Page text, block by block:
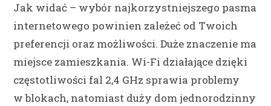
Jak widać – wybór najkorzystniejszego pasma
internetowego powinien zależeć od Twoich
preferencji oraz możliwości. Duże znaczenie ma
miejsce zamieszkania. Wi-Fi działające dzięki
częstotliwości fal 2,4 GHz sprawia problemy
w blokach, natomiast duży dom jednorodzinny